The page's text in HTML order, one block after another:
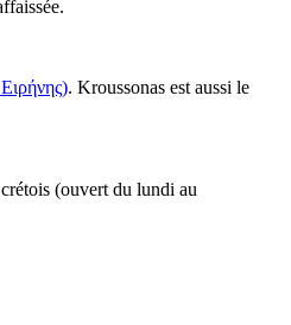
). Kroussonas est aussi le
(ouvert du lundi au